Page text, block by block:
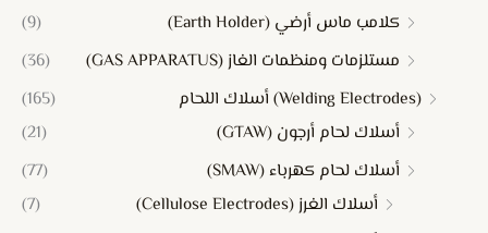
كلامب ماس أرضي (Earth Holder)
(9)
مستلزمات ومنظمات الغاز (GAS APPARATUS)
(36)
(Welding Electrodes) أسلاك اللحام
(165)
أسلاك لحام أرجون (GTAW)
(21)
أسلاك لحام كهرباء (SMAW)
(77)
أسلاك الغرز (Cellulose Electrodes)
(7)